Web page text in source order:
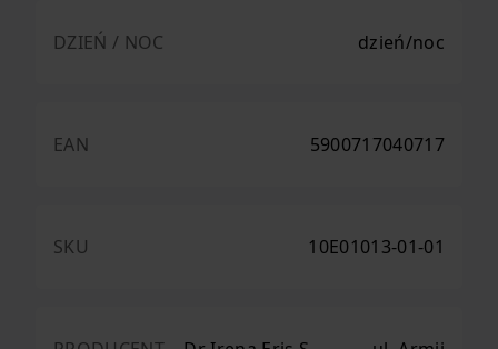
DZIEŃ / NOC dzień/noc
EAN 5900717040717
SKU 10E01013-01-01